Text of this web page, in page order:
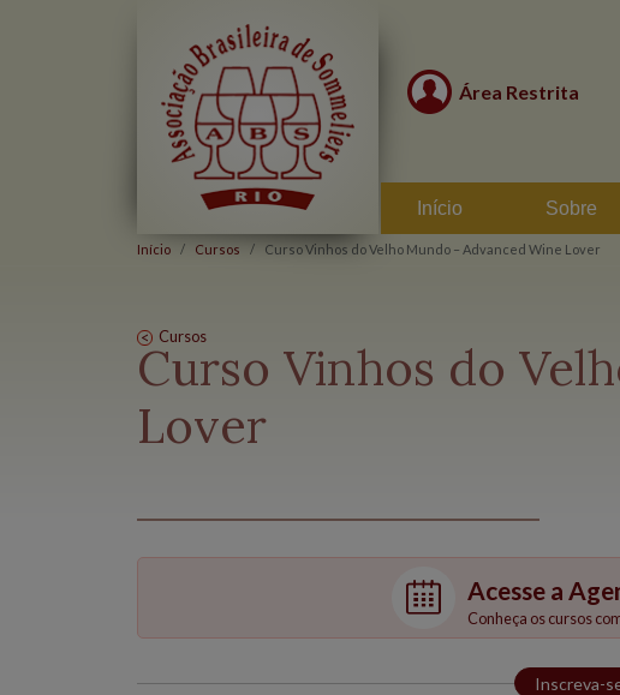
Área Restrita
Início Sobre
Início Cursos Curso Vinhos do Velho Mundo – Advanced Wine Lover
Cursos
Curso Vinhos do
Lover
Acesse a
Conheça os cursos
Inscreva-